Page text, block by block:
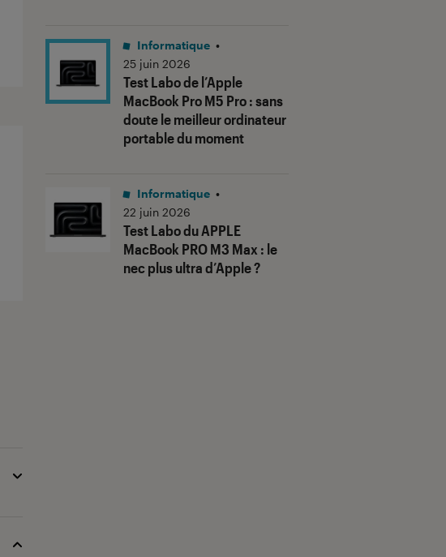
des sous notes"
Test Labo de l’Apple
MacBook Pro M5 Pro : sans
doute le meilleur ordinateur
portable du moment
Informatique •
25 juin 2026
Test Labo du APPLE
MacBook PRO M3 Max : le
nec plus ultra d’Apple ?
Informatique •
22 juin 2026